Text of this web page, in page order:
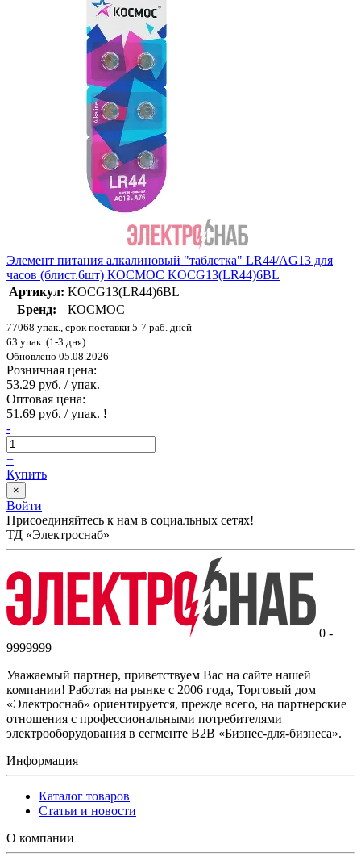
Элемент питания алкалиновый "таблетка" LR44/AG13 для
часов (блист.6шт) КОСМОС KOCG13(LR44)6BL
Артикул: KOCG13(LR44)6BL
Бренд:
КОСМОС
77068 упак., срок поставки 5-7 раб. дней
63 упак. (1-3 дня)
Обновлено 05.08.2026
Розничная цена:
53.29 руб. / упак.
Оптовая цена:
51.69 руб. / упак. !
-
+
Купить
×
Войти
Присоединяйтесь к нам в социальных сетях!
ТД «Электроснаб»
0 -
9999999
Уважаемый партнер, приветствуем Вас на сайте нашей
компании! Работая на рынке с 2006 года, Торговый дом
«Электроснаб» ориентируется, прежде всего, на партнерские
отношения с профессиональными потребителями
электрооборудования в сегменте B2B «Бизнес-для-бизнеса».
Информация
Каталог товаров
Статьи и новости
О компании